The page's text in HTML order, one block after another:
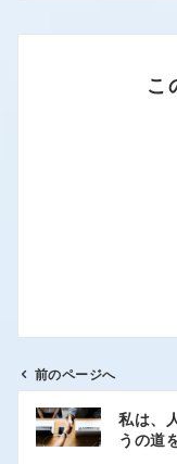
こ
前のページへ
私は、
うの道